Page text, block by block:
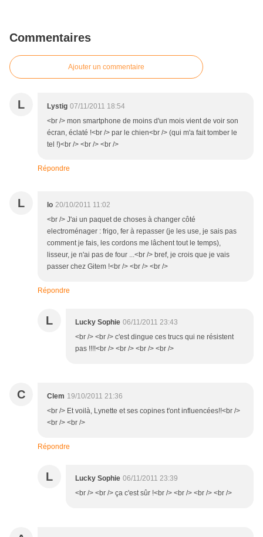
Commentaires
Ajouter un commentaire
L Lystig 07/11/2011 18:54
<br /> mon smartphone de moins d'un mois vient de voir son
écran, éclaté !<br /> par le chien<br /> (qui m'a fait tomber le
tel !)<br /> <br /> <br />
Répondre
L lo 20/10/2011 11:02
<br /> J'ai un paquet de choses à changer côté
electroménager : frigo, fer à repasser (je les use, je sais pas
comment je fais, les cordons me lâchent tout le temps),
lisseur, je n'ai pas de four ...<br /> bref, je crois que je vais
passer chez Gitem !<br /> <br /> <br />
Répondre
L Lucky Sophie 06/11/2011 23:43
<br /> <br /> c'est dingue ces trucs qui ne résistent
pas !!!!<br /> <br /> <br /> <br />
C Clem 19/10/2011 21:36
<br /> Et voilà, Lynette et ses copines t'ont influencées!!<br />
<br /> <br />
Répondre
L Lucky Sophie 06/11/2011 23:39
<br /> <br /> ça c'est sûr !<br /> <br /> <br /> <br />